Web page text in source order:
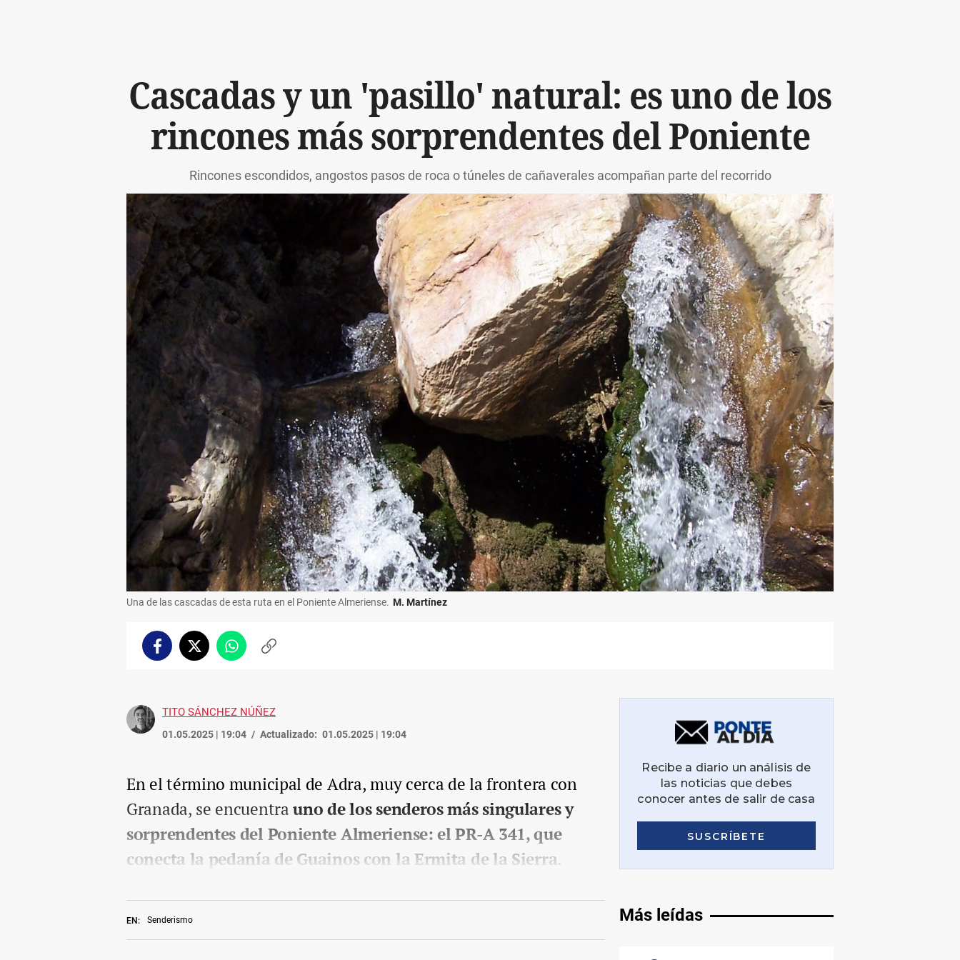
Cascadas y un 'pasillo' natural: es uno de los
rincones más sorprendentes del Poniente
Rincones escondidos, angostos pasos de roca o túneles de cañaverales acompañan parte del recorrido
Una de las cascadas de esta ruta en el Poniente Almeriense. M. Martínez
FacebookTwitterWhatsappCopiar
TITO SÁNCHEZ NÚÑEZ
01.05.2025 | 19:04 Actualizado: 01.05.2025 | 19:04
EN: Senderismo
En el término municipal de Adra, muy cerca de la frontera con
Granada, se encuentrauno de los senderos más singulares y
sorprendentes del Poniente Almeriense: el PR-A 341, que
conecta la pedanía de Guainos con la Ermita de la Sierra.
Más leídas